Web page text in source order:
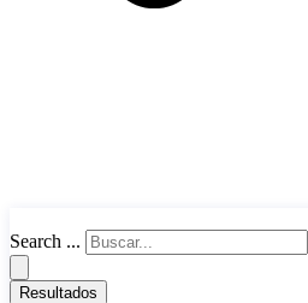
Search ...
Resultados